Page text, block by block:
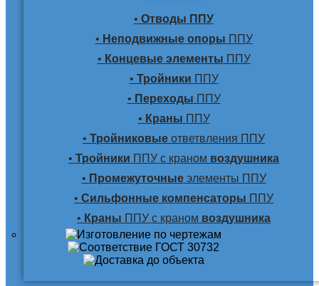
• Отводы ППУ
• Неподвижные опоры ППУ
• Концевые элементы ППУ
• Тройники ППУ
• Переходы ППУ
• Краны ППУ
• Тройниковые ответвления ППУ
• Тройники ППУ с краном воздушника
• Промежуточныеэлементы ППУ
• Сильфонные компенсаторы ППУ
• Краны ППУ с краном воздушника